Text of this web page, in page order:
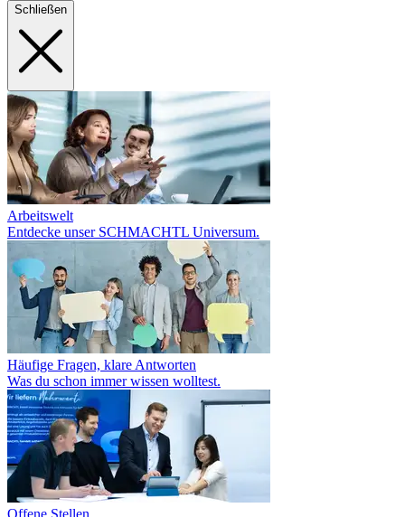
Schließen
Arbeitswelt
Entdecke unser SCHMACHTL Universum.
Häufige Fragen, klare Antworten
Was du schon immer wissen wolltest.
Offene Stellen